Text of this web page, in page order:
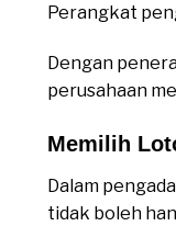
Perangkat
Dengan
perusahaan
Memilih
Dalam
tidak boleh